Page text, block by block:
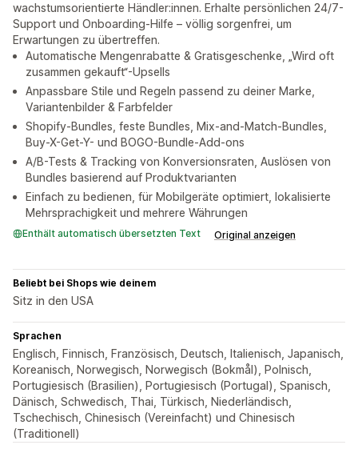
wachstumsorientierte Händler:innen. Erhalte persönlichen 24/7-
Support und Onboarding-Hilfe – völlig sorgenfrei, um
Erwartungen zu übertreffen.
Automatische Mengenrabatte & Gratisgeschenke, „Wird oft
zusammen gekauft“-Upsells
Anpassbare Stile und Regeln passend zu deiner Marke,
Variantenbilder & Farbfelder
Shopify-Bundles, feste Bundles, Mix-and-Match-Bundles,
Buy-X-Get-Y- und BOGO-Bundle-Add-ons
A/B-Tests & Tracking von Konversionsraten, Auslösen von
Bundles basierend auf Produktvarianten
Einfach zu bedienen, für Mobilgeräte optimiert, lokalisierte
Mehrsprachigkeit und mehrere Währungen
Enthält automatisch übersetzten Text Original anzeigen
Beliebt bei Shops wie deinem
Sitz in den USA
Sprachen
Englisch, Finnisch, Französisch, Deutsch, Italienisch, Japanisch,
Koreanisch, Norwegisch, Norwegisch (Bokmål), Polnisch,
Portugiesisch (Brasilien), Portugiesisch (Portugal), Spanisch,
Dänisch, Schwedisch, Thai, Türkisch, Niederländisch,
Tschechisch, Chinesisch (Vereinfacht) und Chinesisch
(Traditionell)